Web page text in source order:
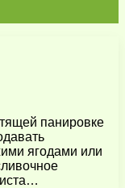
панировке
ягодами или